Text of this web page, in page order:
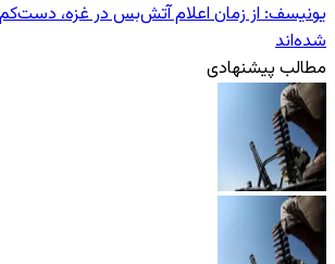
شده‌اند
مطالب پیشنهادی